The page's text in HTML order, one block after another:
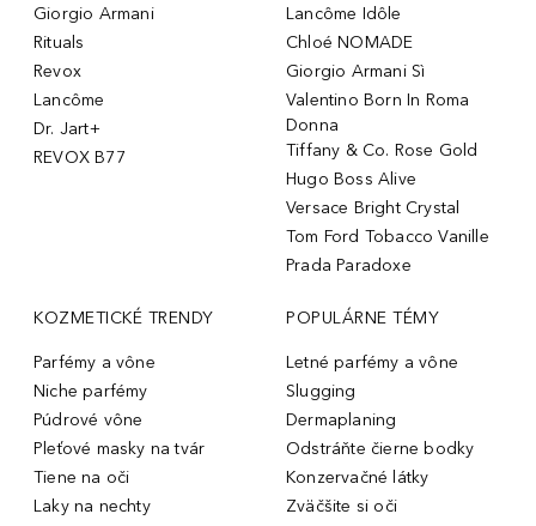
Giorgio Armani
Rituals
Revox
Lancôme
Dr. Jart+
REVOX B77
Lancôme Idôle
Chloé NOMADE
Giorgio Armani Sì
Valentino Born In Roma
Donna
Tiffany & Co. Rose Gold
Hugo Boss Alive
Versace Bright Crystal
Tom Ford Tobacco Vanille
Prada Paradoxe
KOZMETICKÉ TRENDY
Parfémy a vône
Niche parfémy
Púdrové vône
Pleťové masky na tvár
Tiene na oči
Laky na nechty
POPULÁRNE TÉMY
Letné parfémy a vône
Slugging
Dermaplaning
Odstráňte čierne bodky
Konzervačné látky
Zväčšite si oči